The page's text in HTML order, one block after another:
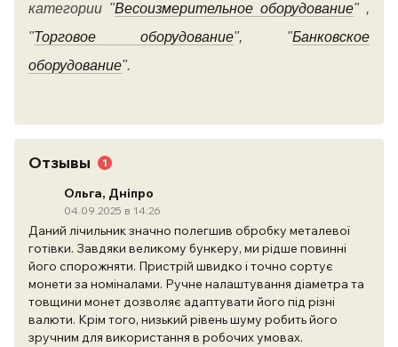
категории "Весоизмерительное оборудование" ,
"Торговое оборудование", "Банковское
оборудование".
Отзывы 1
Ольга, Дніпро
04.09.2025 в 14:26
Даний лічильник значно полегшив обробку металевої
готівки. Завдяки великому бункеру, ми рідше повинні
його спорожняти. Пристрій швидко і точно сортує
монети за номіналами. Ручне налаштування діаметра та
товщини монет дозволяє адаптувати його під різні
валюти. Крім того, низький рівень шуму робить його
зручним для використання в робочих умовах.